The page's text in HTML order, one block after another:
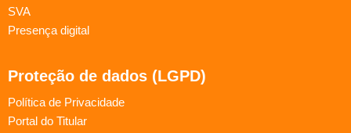
SVA
Presença digital
Proteção de dados (LGPD)
Política de Privacidade
Portal do Titular